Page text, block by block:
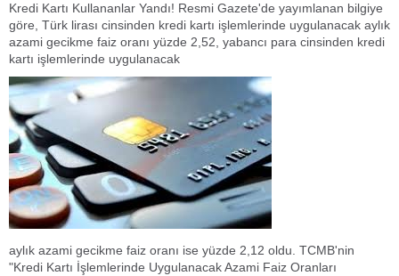
Kredi Kartı Kullananlar Yandı! Resmi Gazete'de yayımlanan bilgiye
göre, Türk lirası cinsinden kredi kartı işlemlerinde uygulanacak aylık
azami gecikme faiz oranı yüzde 2,52, yabancı para cinsinden kredi
kartı işlemlerinde uygulanacak
aylık azami gecikme faiz oranı ise yüzde 2,12 oldu. TCMB'nin
"Kredi Kartı İşlemlerinde Uygulanacak Azami Faiz Oranları